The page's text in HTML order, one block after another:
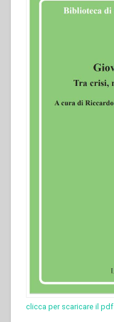
clicca per scaricare il pdf